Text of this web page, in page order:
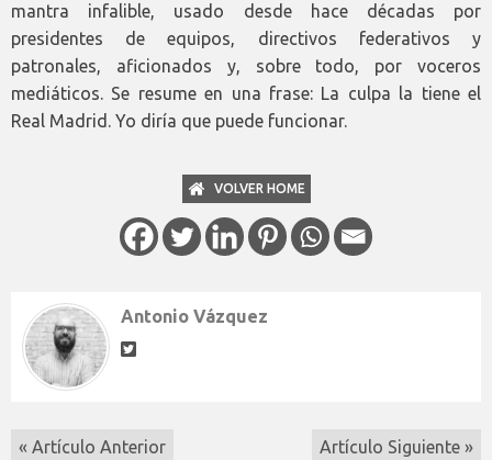
mantra infalible, usado desde hace décadas por
presidentes de equipos, directivos federativos y
patronales, aficionados y, sobre todo, por voceros
mediáticos. Se resume en una frase: La culpa la tiene el
Real Madrid. Yo diría que puede funcionar.
VOLVER HOME
Antonio Vázquez
« Artículo Anterior Artículo Siguiente »